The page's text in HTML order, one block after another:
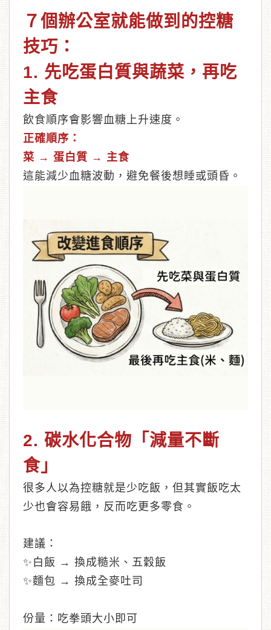
７個辦公室就能做到的控糖
技巧：
1. 先吃蛋白質與蔬菜，再吃
主食
飲食順序會影響血糖上升速度。
正確順序：
菜 → 蛋白質 → 主食
這能減少血糖波動，避免餐後想睡或頭昏。
2. 碳水化合物「減量不斷
食」
很多人以為控糖就是少吃飯，但其實飯吃太
少也會容易餓，反而吃更多零食。
建議：
✨白飯 → 換成糙米、五穀飯
✨麵包 → 換成全麥吐司
份量：吃拳頭大小即可